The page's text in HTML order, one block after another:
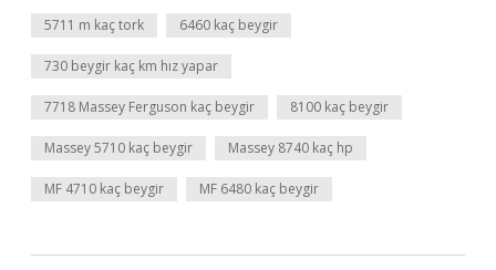
5711 m kaç tork 6460 kaç beygir
730 beygir kaç km hız yapar
7718 Massey Ferguson kaç beygir 8100 kaç beygir
Massey 5710 kaç beygir Massey 8740 kaç hp
MF 4710 kaç beygir MF 6480 kaç beygir